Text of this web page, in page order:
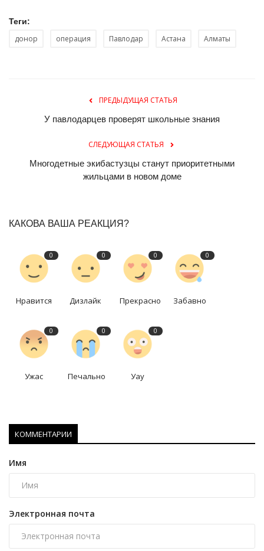
Теги:
донор операция Павлодар Астана Алматы
ПРЕДЫДУЩАЯ СТАТЬЯ
У павлодарцев проверят школьные знания
СЛЕДУЮЩАЯ СТАТЬЯ
Многодетные экибастузцы станут приоритетными
жильцами в новом доме
КАКОВА ВАША РЕАКЦИЯ?
0
Нравится
0
Дизлайк
0
Прекрасно
0
Забавно
0
Ужас
0
Печально
0
Уау
КОММЕНТАРИИ
Имя
Электронная почта